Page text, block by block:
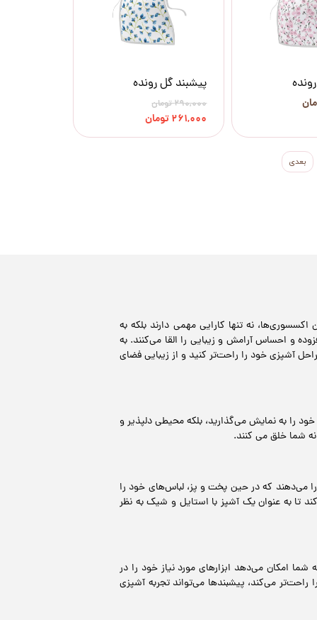
پیشبند گل رونده
۲۹۰,۰۰۰ تومان
۲۶۱,۰۰۰ تومان
بعدی
نه تنها کارایی مهمی دارند بلکه به
و احساس آرامش و زیبایی را القا می‌کنند. به
آشپزی خود را راحت‌تر کنید و از زیبایی فضای
را به نمایش می‌گذارید، بلکه محیطی دلپذیر و
شما خلق می کنند.
را می‌دهند که در حین پخت و پز، لباس‌های خود را
تا به عنوان یک آشپز با استایل و شیک به نظر
امکان می‌دهد ابزارهای مورد نیاز خود را در
می‌کند، پیشبندها می‌تواند تجربه آشپزی